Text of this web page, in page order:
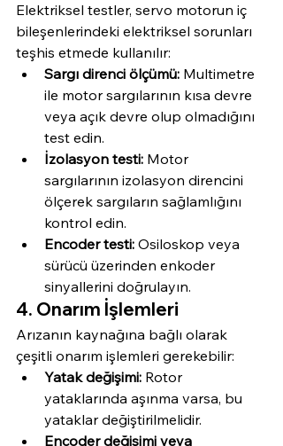
Elektriksel testler, servo motorun iç
bileşenlerindeki elektriksel sorunları
teşhis etmede kullanılır:
Sargı direnci ölçümü: Multimetre
ile motor sargılarının kısa devre
veya açık devre olup olmadığını
test edin.
İzolasyon testi: Motor
sargılarının izolasyon direncini
ölçerek sargıların sağlamlığını
kontrol edin.
Encoder testi: Osiloskop veya
sürücü üzerinden enkoder
sinyallerini doğrulayın.
4. Onarım İşlemleri
Arızanın kaynağına bağlı olarak
çeşitli onarım işlemleri gerekebilir:
Yatak değişimi: Rotor
yataklarında aşınma varsa, bu
yataklar değiştirilmelidir.
Encoder değişimi veya